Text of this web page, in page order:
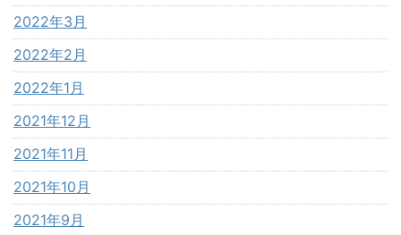
2022年3月
2022年2月
2022年1月
2021年12月
2021年11月
2021年10月
2021年9月